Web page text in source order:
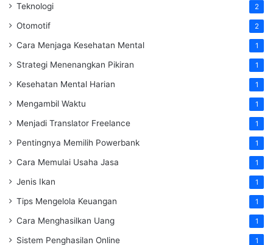
Teknologi 2
Otomotif 2
Cara Menjaga Kesehatan Mental 1
Strategi Menenangkan Pikiran 1
Kesehatan Mental Harian 1
Mengambil Waktu 1
Menjadi Translator Freelance 1
Pentingnya Memilih Powerbank 1
Cara Memulai Usaha Jasa 1
Jenis Ikan 1
Tips Mengelola Keuangan 1
Cara Menghasilkan Uang 1
Sistem Penghasilan Online 1